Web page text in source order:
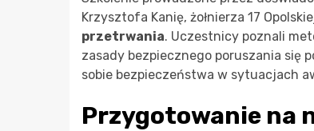
Krzysztofa Kanię, żołnierza 17
przetrwania. Uczestnicy poznali
zasady bezpiecznego poruszania się
sobie bezpieczeństwa w sytuacjach
Przygotowanie na